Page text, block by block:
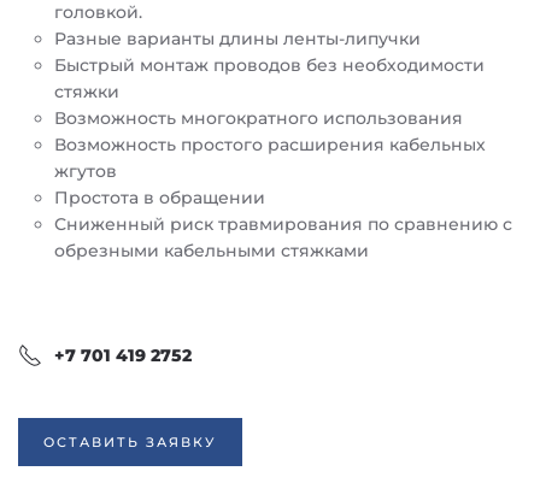
головкой.
Разные варианты длины ленты-липучки
Быстрый монтаж проводов без необходимости
стяжки
Возможность многократного использования
Возможность простого расширения кабельных
жгутов
Простота в обращении
Сниженный риск травмирования по сравнению с
обрезными кабельными стяжками
+7 701 419 2752
ОСТАВИТЬ ЗАЯВКУ